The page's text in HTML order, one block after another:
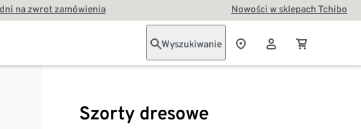
na zwrot zamówienia Nowości w sklepach Tchibo
Wyszukiwanie
Szorty dresowe